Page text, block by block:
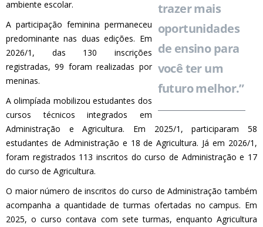
trazer mais
oportunidades
de ensino para
você ter um
futuro melhor.”
ambiente escolar.
A participação feminina permaneceu
predominante nas duas edições. Em
2026/1, das 130 inscrições
registradas, 99 foram realizadas por
meninas.
A olimpíada mobilizou estudantes dos
cursos técnicos integrados em
Administração e Agricultura. Em 2025/1, participaram 58
estudantes de Administração e 18 de Agricultura. Já em 2026/1,
foram registrados 113 inscritos do curso de Administração e 17
do curso de Agricultura.
O maior número de inscritos do curso de Administração também
acompanha a quantidade de turmas ofertadas no campus. Em
2025, o curso contava com sete turmas, enquanto Agricultura